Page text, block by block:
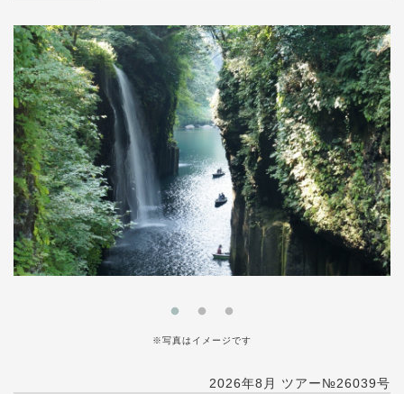
※写真はイメージです
2026年8月 ツアー№26039号